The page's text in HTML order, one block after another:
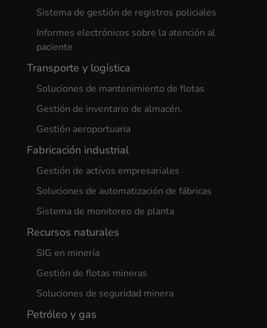
Sistema de gestión de registros policiales
Informes electrónicos sobre la atención al
paciente
Transporte y logística
Soluciones de mantenimiento de flotas
Gestión de inventario de almacén.
Gestión aeroportuaria
Fabricación industrial
Gestión de activos empresariales
Soluciones de automatización de fábricas
Sistema de monitoreo de planta
Recursos naturales
SIG en minería
Gestión de flotas mineras
Soluciones de seguridad minera
Petróleo y gas